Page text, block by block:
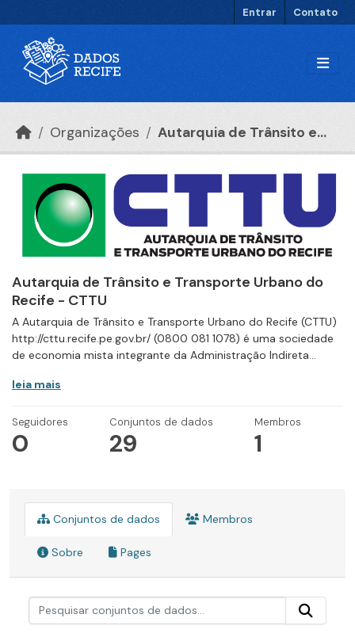
Entrar Contato
Organizações Autarquia de Trânsito e...
Autarquia de Trânsito e Transporte Urbano do
Recife - CTTU
A Autarquia de Trânsito e Transporte Urbano do Recife (CTTU)
http://cttu.recife.pe.gov.br/ (0800 081 1078) é uma sociedade
de economia mista integrante da Administração Indireta...
leia mais
Seguidores
0
Conjuntos de dados
29
Membros
1
Conjuntos de dados Membros
Sobre Pages